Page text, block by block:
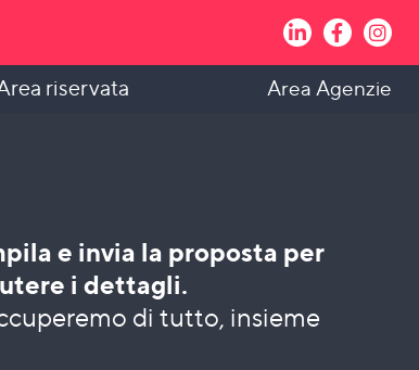
riservata Area Agenzie
e invia la proposta per
i dettagli.
di tutto, insieme